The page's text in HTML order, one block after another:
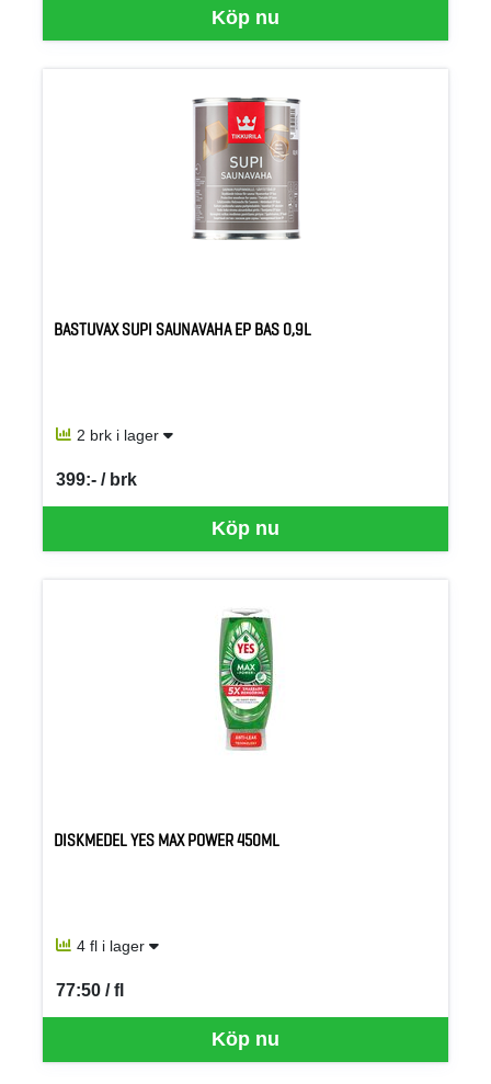
Köp nu
BASTUVAX SUPI SAUNAVAHA EP BAS 0,9L
2 brk i lager
Köp nu
399:- / brk
SEK per BRK
DISKMEDEL YES MAX POWER 450ML
4 fl i lager
Köp nu
77:50 / fl
SEK per FL